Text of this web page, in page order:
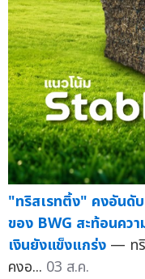
"ทริสเรทติ้ง" คงอันดั
ของ BWG สะท้อนคว
เงินยังแข็งแกร่ง — ทริ
คงอ... 03 ส.ค.